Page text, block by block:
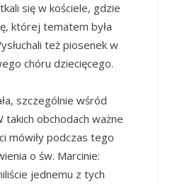
się w kościele, gdzie
której tematem była
też piosenek w
chóru dziecięcego.
szczególnie wśród
takich obchodach ważne
mówiły podczas tego
o św. Marcinie:
jednemu z tych